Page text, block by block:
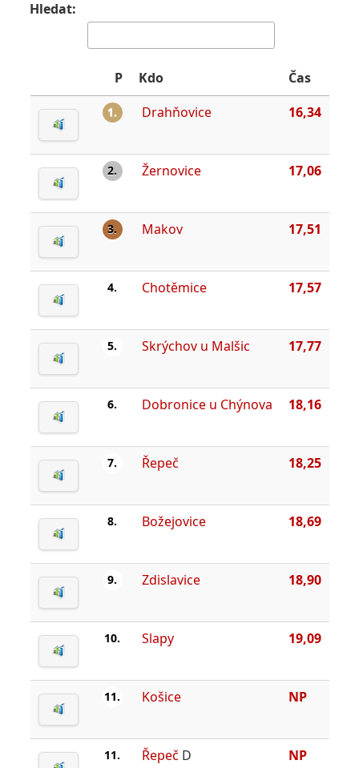
Hledat:
P Kdo Čas
1. Drahňovice 16,34
2. Žernovice 17,06
3. Makov 17,51
4. Chotěmice 17,57
5. Skrýchov u Malšic 17,77
6. Dobronice u Chýnova 18,16
7. Řepeč 18,25
8. Božejovice 18,69
9. Zdislavice 18,90
10. Slapy 19,09
11. Košice NP
11. Řepeč D NP